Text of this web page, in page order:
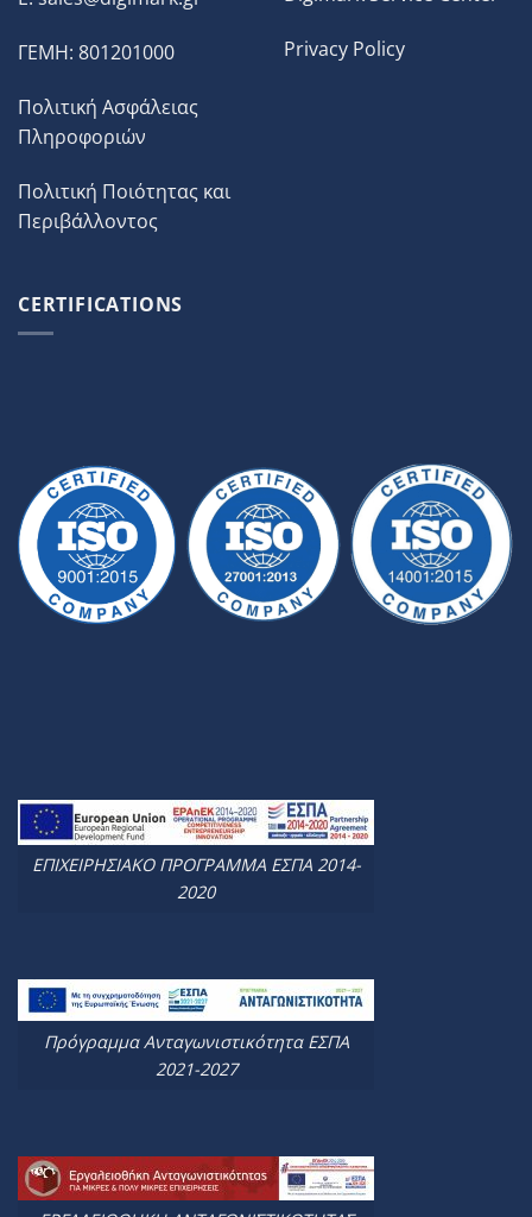
ΓΕΜΗ: 801201000
Πολιτική Ασφάλειας
Πληροφοριών
Πολιτική Ποιότητας και
Περιβάλλοντος
Privacy Policy
CERTIFICATIONS
ΕΠΙΧΕΙΡΗΣΙΑΚΟ ΠΡΟΓΡΑΜΜΑ ΕΣΠΑ 2014-
2020
Πρόγραμμα Ανταγωνιστικότητα ΕΣΠΑ
2021-2027